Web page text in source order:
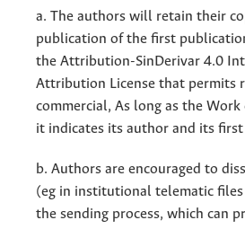
a. The authors will retain their
publication of the first
the Attribution-SinDerivar 4.0
Attribution License that permits
commercial, As long as the
it indicates its author and its
b. Authors are encouraged to
(eg in institutional telematic
the sending process, which can